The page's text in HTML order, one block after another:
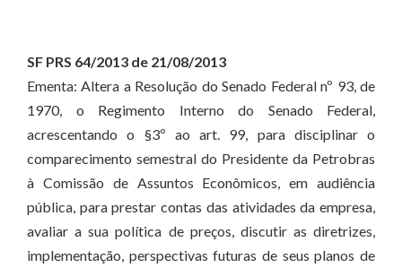
SF PRS 64/2013 de 21/08/2013
Ementa: Altera a Resolução do Senado Federal nº 93, de
1970, o Regimento Interno do Senado Federal,
acrescentando o §3º ao art. 99, para disciplinar o
comparecimento semestral do Presidente da Petrobras
à Comissão de Assuntos Econômicos, em audiência
pública, para prestar contas das atividades da empresa,
avaliar a sua política de preços, discutir as diretrizes,
implementação, perspectivas futuras de seus planos de